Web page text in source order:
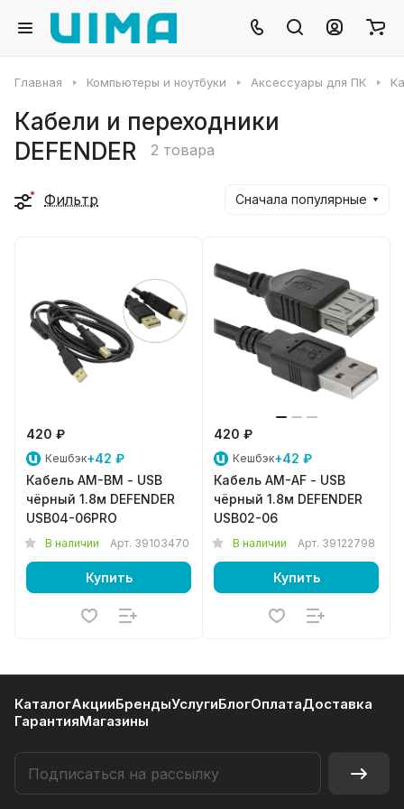
Главная Компьютеры и ноутбуки Аксессуары для ПК
Кабели и переходники
DEFENDER
2 товара
Фильтр Сначала популярные
420 ₽
Кешбэк+42 ₽
Кабель AM-BM - USB
чёрный 1.8м DEFENDER
USB04-06PRO
В наличии Арт. 39103470
Купить
420 ₽
Кешбэк+42 ₽
Кабель AM-AF - USB
чёрный 1.8м DEFENDER
USB02-06
В наличии Арт. 39122798
Купить
КаталогАкцииБрендыУслугиБлогОплатаДоставка
ГарантияМагазины